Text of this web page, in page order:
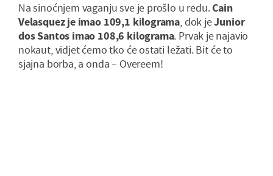
Na sinoćnjem vaganju sve je prošlo u redu.Cain
Velasquez je imao 109,1 kilograma, dok jeJunior
dos Santos imao 108,6 kilograma. Prvak je najavio
nokaut, vidjet ćemo tko će ostati ležati. Bit će to
sjajna borba, a onda – Overeem!